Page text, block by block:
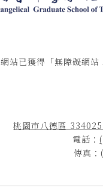
網站已獲得「無障礙網站
桃園市八德區
電話：
傳真